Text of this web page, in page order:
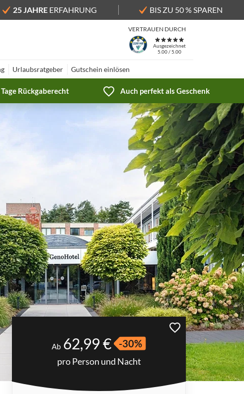
25 JAHREERFAHRUNG BIS ZU 50 % SPAREN
VERTRAUEN DURCH
Ausgezeichnet
5.00 / 5.00
Urlaubsratgeber Gutschein einlösen
Rückgaberecht Auch perfekt als Geschenk
Ab 62,99 € -30%
pro Person und Nacht